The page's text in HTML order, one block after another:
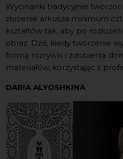
Wycinanki tradycyjnie
złożenie arkusza minimum
kształtów tak, aby po
obraz. Dziś, kiedy tworzenie
formą rozrywki i zdobienia
materiałów, korzystając z
DARIA ALYOSHKINA